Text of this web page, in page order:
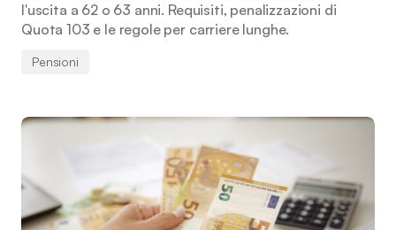
l'uscita a 62 o 63 anni. Requisiti, penalizzazioni di
Quota 103 e le regole per carriere lunghe.
Pensioni